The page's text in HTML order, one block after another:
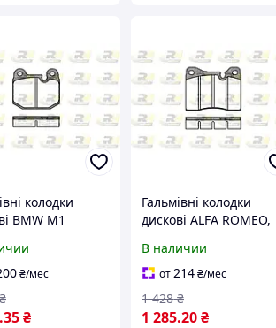
колодки
BMW M1
₴/мес
.35₴
₴
Гальмівні колодки
дискові ALFA ROMEO,
2011.20 UA
В наличии
от214₴/мес
1 285.20₴
1 428 ₴